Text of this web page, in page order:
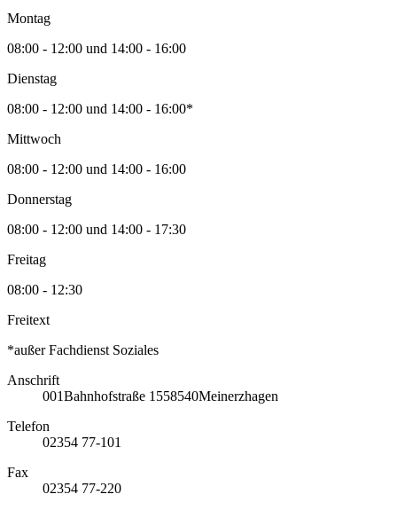
Montag
08:00 - 12:00 und 14:00 - 16:00
Dienstag
08:00 - 12:00 und 14:00 - 16:00*
Mittwoch
08:00 - 12:00 und 14:00 - 16:00
Donnerstag
08:00 - 12:00 und 14:00 - 17:30
Freitag
08:00 - 12:30
Freitext
*außer Fachdienst Soziales
Anschrift
001Bahnhofstraße 1558540Meinerzhagen
Telefon
02354 77-101
Fax
02354 77-220